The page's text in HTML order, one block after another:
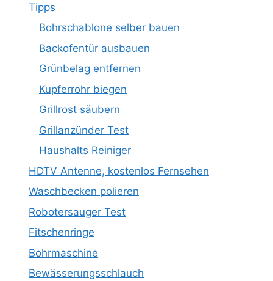
Tipps
Bohrschablone selber bauen
Backofentür ausbauen
Grünbelag entfernen
Kupferrohr biegen
Grillrost säubern
Grillanzünder Test
Haushalts Reiniger
HDTV Antenne, kostenlos Fernsehen
Waschbecken polieren
Robotersauger Test
Fitschenringe
Bohrmaschine
Bewässerungsschlauch